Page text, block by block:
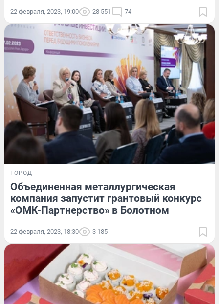
22 февраля, 2023, 19:00 28 551 74
ГОРОД
Объединенная металлургическая
компания запустит грантовый конкурс
«ОМК-Партнерство» в Болотном
22 февраля, 2023, 18:30 3 185